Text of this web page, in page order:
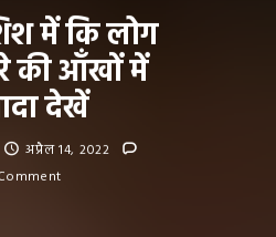
में कि लोग
की आँखों में
देखें
अप्रैल 14, 2022